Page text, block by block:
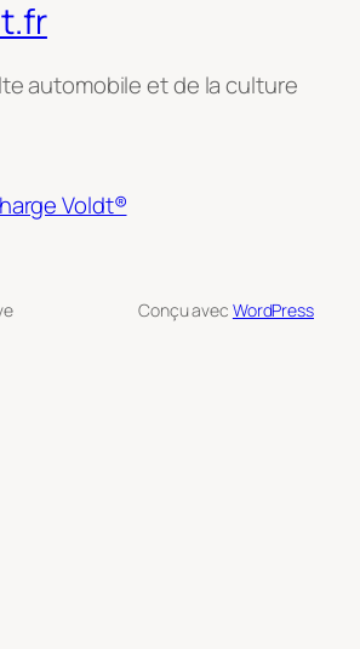
automobile et de la culture
Voldt®
Conçu avec WordPress